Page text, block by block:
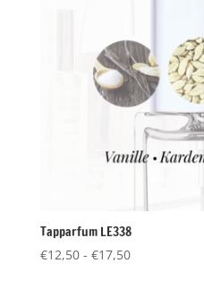
Tapparfum LE338
€12,50 - €17,50Prijsklasse: